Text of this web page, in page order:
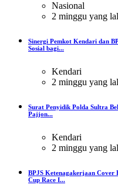
Nasional
2 minggu yang
Sinergi Pemkot Kendari dan
Sosial bagi...
Kendari
2 minggu yang
Surat Penyidik Polda Sultra
Pajjon...
Kendari
2 minggu yang
BPJS Ketenagakerjaan Cover
Cup Race I...